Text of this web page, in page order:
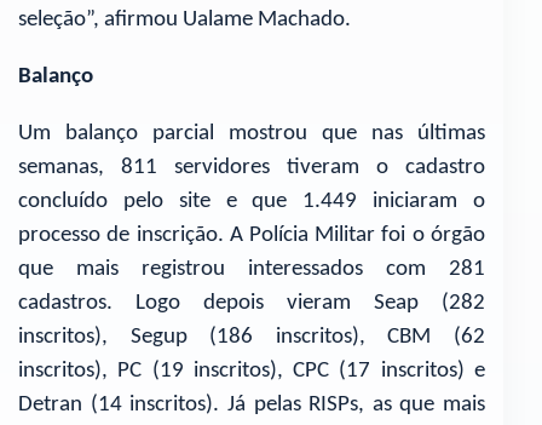
seleção”, afirmou Ualame Machado.
Balanço
Um balanço parcial mostrou que nas últimas
semanas, 811 servidores tiveram o cadastro
concluído pelo site e que 1.449 iniciaram o
processo de inscrição. A Polícia Militar foi o órgão
que mais registrou interessados com 281
cadastros. Logo depois vieram Seap (282
inscritos), Segup (186 inscritos), CBM (62
inscritos), PC (19 inscritos), CPC (17 inscritos) e
Detran (14 inscritos). Já pelas RISPs, as que mais